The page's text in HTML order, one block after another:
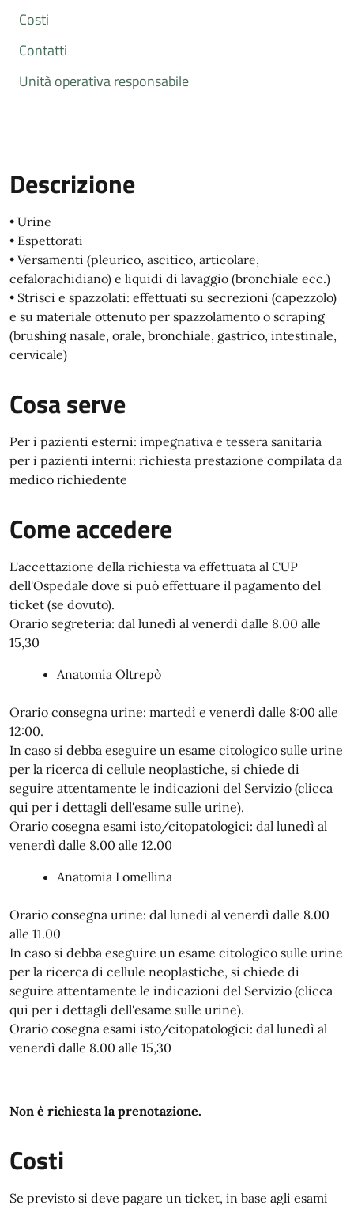
Costi
Contatti
Unità operativa responsabile
Descrizione
• Urine
• Espettorati
• Versamenti (pleurico, ascitico, articolare,
cefalorachidiano) e liquidi di lavaggio (bronchiale ecc.)
• Strisci e spazzolati: effettuati su secrezioni (capezzolo)
e su materiale ottenuto per spazzolamento o scraping
(brushing nasale, orale, bronchiale, gastrico, intestinale,
cervicale)
Cosa serve
Per i pazienti esterni: impegnativa e tessera sanitaria
per i pazienti interni: richiesta prestazione compilata da
medico richiedente
Come accedere
L'accettazione della richiesta va effettuata al CUP
dell'Ospedale dove si può effettuare il pagamento del
ticket (se dovuto).
Orario segreteria: dal lunedì al venerdì dalle 8.00 alle
15,30
Anatomia Oltrepò
Orario consegna urine: martedì e venerdì dalle 8:00 alle
12:00.
In caso si debba eseguire un esame citologico sulle urine
per la ricerca di cellule neoplastiche, si chiede di
seguire attentamente le indicazioni del Servizio (clicca
qui per i dettagli dell'esame sulle urine).
Orario cosegna esami isto/citopatologici: dal lunedì al
venerdì dalle 8.00 alle 12.00
Anatomia Lomellina
Orario consegna urine: dal lunedì al venerdì dalle 8.00
alle 11.00
In caso si debba eseguire un esame citologico sulle urine
per la ricerca di cellule neoplastiche, si chiede di
seguire attentamente le indicazioni del Servizio (clicca
qui per i dettagli dell'esame sulle urine).
Orario cosegna esami isto/citopatologici: dal lunedì al
venerdì dalle 8.00 alle 15,30
Non è richiesta la prenotazione.
Costi
Se previsto si deve pagare un ticket, in base agli esami